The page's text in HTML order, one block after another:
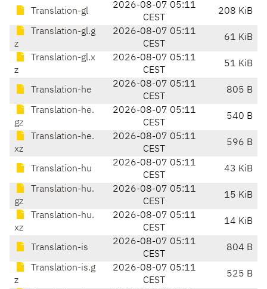
Translation-gl
2026-08-07 05:11
CEST
208 KiB
Translation-gl.g
z
2026-08-07 05:11
CEST
61 KiB
Translation-gl.x
z
2026-08-07 05:11
CEST
51 KiB
Translation-he
2026-08-07 05:11
CEST
805 B
Translation-he.
gz
2026-08-07 05:11
CEST
540 B
Translation-he.
xz
2026-08-07 05:11
CEST
596 B
Translation-hu
2026-08-07 05:11
CEST
43 KiB
Translation-hu.
gz
2026-08-07 05:11
CEST
15 KiB
Translation-hu.
xz
2026-08-07 05:11
CEST
14 KiB
Translation-is
2026-08-07 05:11
CEST
804 B
Translation-is.g
z
2026-08-07 05:11
CEST
525 B